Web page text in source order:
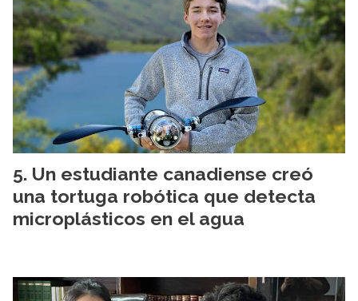
Un estudiante canadiense creó
una tortuga robótica que detecta
microplásticos en el agua